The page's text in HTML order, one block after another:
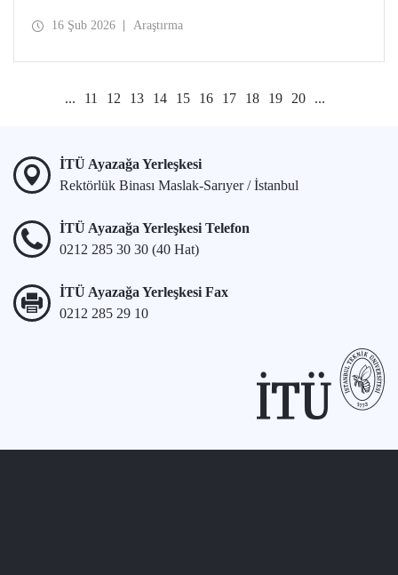
3501 Kariyer Geliştirme Programı kapsamında destek
16 Şub 2026 Araştırma
... 11 12 13 14 15 16 17 18 19 20 ...
İTÜ Ayazağa Yerleşkesi
Rektörlük Binası Maslak-Sarıyer / İstanbul
İTÜ Ayazağa Yerleşkesi Telefon
0212 285 30 30 (40 Hat)
İTÜ Ayazağa Yerleşkesi Fax
0212 285 29 10